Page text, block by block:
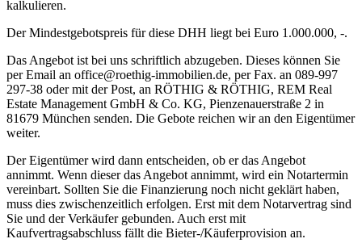
kalkulieren.
Der Mindestgebotspreis für diese DHH liegt bei Euro 1.000.000, -.
Das Angebot ist bei uns schriftlich abzugeben. Dieses können Sie
per Email an office@roethig-immobilien.de, per Fax. an 089-997
297-38 oder mit der Post, an RÖTHIG & RÖTHIG, REM Real
Estate Management GmbH & Co. KG, Pienzenauerstraße 2 in
81679 München senden. Die Gebote reichen wir an den Eigentümer
weiter.
Der Eigentümer wird dann entscheiden, ob er das Angebot
annimmt. Wenn dieser das Angebot annimmt, wird ein Notartermin
vereinbart. Sollten Sie die Finanzierung noch nicht geklärt haben,
muss dies zwischenzeitlich erfolgen. Erst mit dem Notarvertrag sind
Sie und der Verkäufer gebunden. Auch erst mit
Kaufvertragsabschluss fällt die Bieter-/Käuferprovision an.